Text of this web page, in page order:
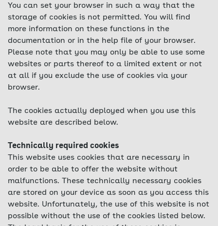
You can set your browser in such a way that the
storage of cookies is not permitted. You will find
more information on these functions in the
documentation or in the help file of your browser.
Please note that you may only be able to use some
websites or parts thereof to a limited extent or not
at all if you exclude the use of cookies via your
browser.
The cookies actually deployed when you use this
website are described below.
Technically required cookies
This website uses cookies that are necessary in
order to be able to offer the website without
malfunctions. These technically necessary cookies
are stored on your device as soon as you access this
website. Unfortunately, the use of this website is not
possible without the use of the cookies listed below.